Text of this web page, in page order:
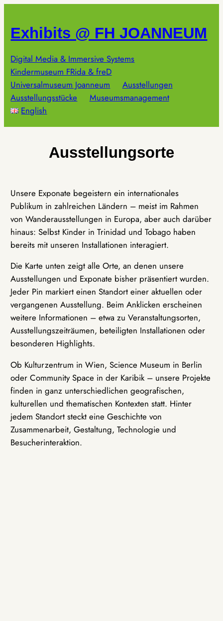
springen
Exhibits @ FH JOANNEUM
Digital Media & Immersive Systems
Kindermuseum FRida & freD
Universalmuseum Joanneum
Ausstellungen
Ausstellungsstücke
Museumsmanagement
English
Ausstellungsorte
Unsere Exponate begeistern ein internationales
Publikum in zahlreichen Ländern – meist im Rahmen
von Wanderausstellungen in Europa, aber auch darüber
hinaus: Selbst Kinder in Trinidad und Tobago haben
bereits mit unseren Installationen interagiert.
Die Karte unten zeigt alle Orte, an denen unsere
Ausstellungen und Exponate bisher präsentiert wurden.
Jeder Pin markiert einen Standort einer aktuellen oder
vergangenen Ausstellung. Beim Anklicken erscheinen
weitere Informationen – etwa zu Veranstaltungsorten,
Ausstellungszeiträumen, beteiligten Installationen oder
besonderen Highlights.
Ob Kulturzentrum in Wien, Science Museum in Berlin
oder Community Space in der Karibik – unsere Projekte
finden in ganz unterschiedlichen geografischen,
kulturellen und thematischen Kontexten statt. Hinter
jedem Standort steckt eine Geschichte von
Zusammenarbeit, Gestaltung, Technologie und
Besucherinteraktion.